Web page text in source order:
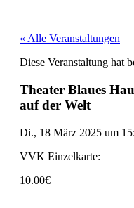
« Alle Veranstaltungen
Diese Veranstaltung hat
Theater Blaues
auf der Welt
Di., 18 März 2025 um
VVK Einzelkarte:
10.00€